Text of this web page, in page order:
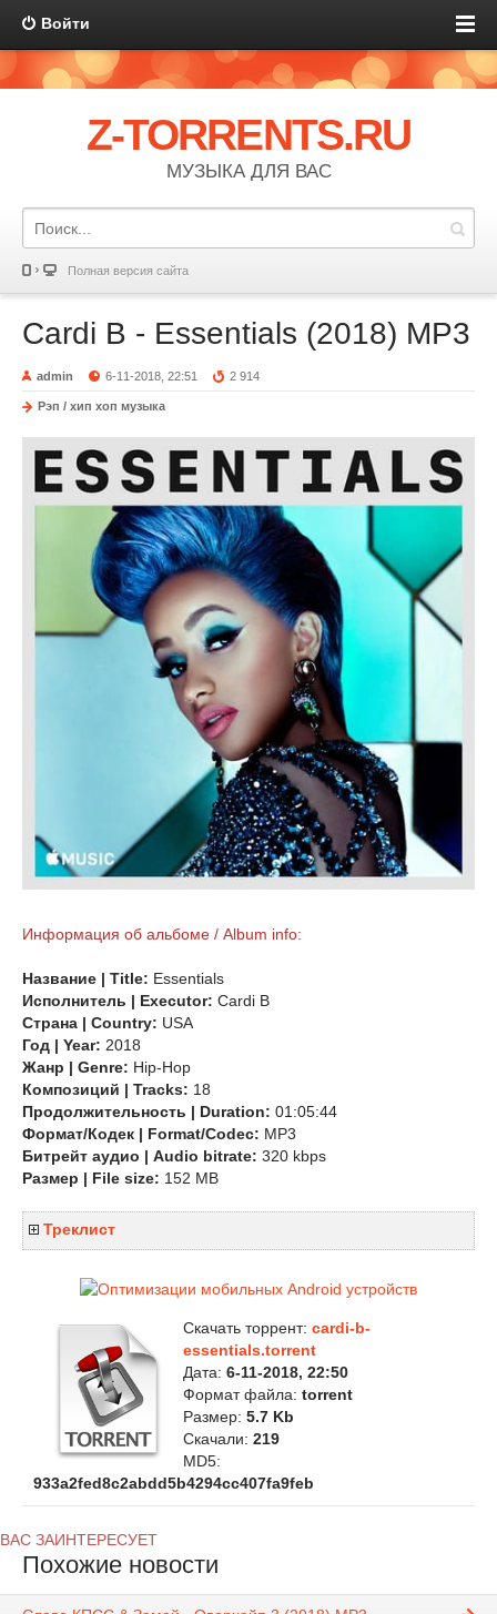
Войти
Z-TORRENTS.RU
МУЗЫКА ДЛЯ ВАС
Полная версия сайта
Cardi B - Essentials (2018) MP3
admin 6-11-2018, 22:51 2 914
Рэп / хип хоп музыка
Информация об альбоме / Album info:
Название | Title: Essentials
Исполнитель | Executor: Cardi B
Страна | Country: USA
Год | Year: 2018
Жанр | Genre: Hip-Hop
Композиций | Tracks: 18
Продолжительность | Duration: 01:05:44
Формат/Кодек | Format/Codec: MP3
Битрейт аудио | Audio bitrate: 320 kbps
Размер | File size: 152 MB
Треклист
Скачать торрент: cardi-b-
essentials.torrent
Дата: 6-11-2018, 22:50
Формат файла: torrent
Размер: 5.7 Kb
Скачали: 219
MD5:
933a2fed8c2abdd5b4294cc407fa9feb
ВАС ЗАИНТЕРЕСУЕТ
Похожие новости